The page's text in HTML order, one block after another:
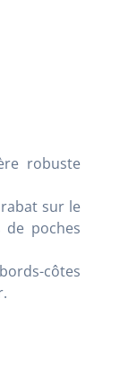
robuste
sur le
de poches
côtes